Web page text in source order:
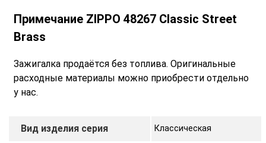
Примечание ZIPPO 48267 Classic Street
Brass
Зажигалка продаётся без топлива. Оригинальные
расходные материалы можно приобрести отдельно
у нас.
Вид изделия серия Классическая